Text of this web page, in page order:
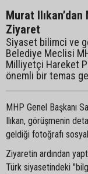
Murat
Ziyaret
Siyaset bilimci ve
Belediye Meclisi
Milliyetçi Hareket
önemli bir temas
MHP Genel Başkanı
Ilıkan, görüşmenin
geldiği fotoğrafı
Ziyaretin ardından
Türk siyasetindeki